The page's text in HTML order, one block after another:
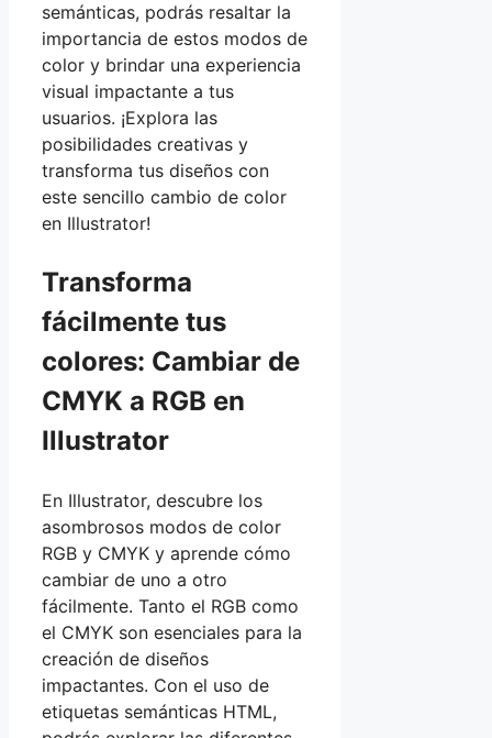
semánticas, podrás resaltar la
importancia de estos modos de
color y brindar una experiencia
visual impactante a tus
usuarios. ¡Explora las
posibilidades creativas y
transforma tus diseños con
este sencillo cambio de color
en Illustrator!
Transforma
fácilmente tus
colores: Cambiar de
CMYK a RGB en
Illustrator
En Illustrator, descubre los
asombrosos modos de color
RGB y CMYK y aprende cómo
cambiar de uno a otro
fácilmente. Tanto el RGB como
el CMYK son esenciales para la
creación de diseños
impactantes. Con el uso de
etiquetas semánticas HTML,